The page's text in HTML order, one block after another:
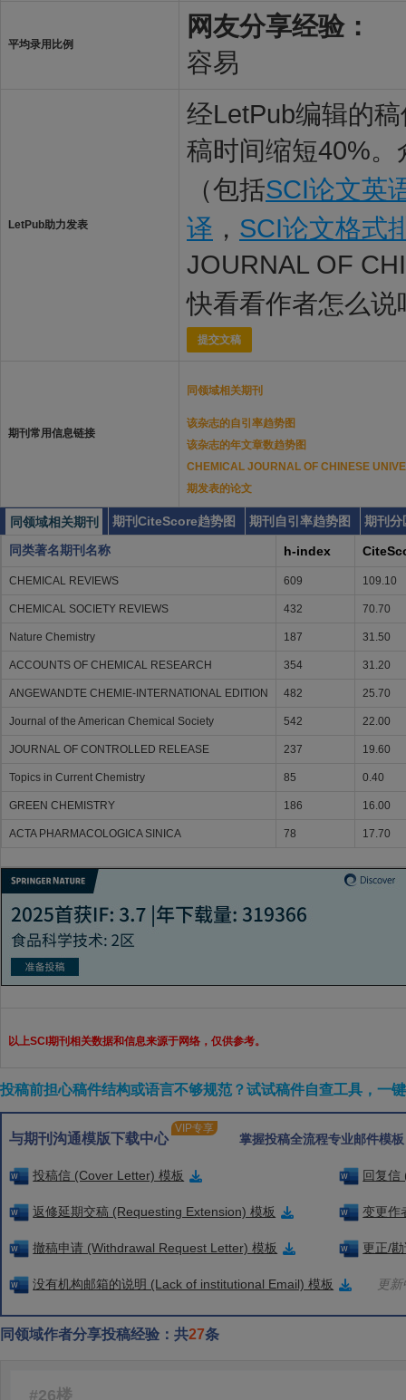
平均录用比例
网友分享经验：
容易
LetPub助力发表
经LetPub编辑的
稿时间缩短40%
（包括SCI论文英
译 ， SCI论文格式
JOURNAL OF
快看看作者怎么说
提交文稿
期刊常用信息链接
同领域相关期刊
该杂志的自引率趋势图
该杂志的年文章数趋势图
CHEMICAL JOURNAL OF CHINESE
期发表的论文
同领域相关期刊 期刊CiteScore趋势图 期刊自引率趋势图
期刊分
同类著名期刊名称
h-index
CHEMICAL REVIEWS 609 109.10
CHEMICAL SOCIETY REVIEWS 432 70.70
Nature Chemistry 187 31.50
ACCOUNTS OF CHEMICAL RESEARCH 354 31.20
ANGEWANDTE CHEMIE-INTERNATIONAL EDITION 482 25.70
Journal of the American Chemical Society 542 22.00
JOURNAL OF CONTROLLED RELEASE 237 19.60
Topics in Current Chemistry 85 0.40
GREEN CHEMISTRY 186 16.00
ACTA PHARMACOLOGICA SINICA 78 17.70
以上SCI期刊相关数据和信息来源于网络，仅供参考。
投稿前担心稿件结构或语言不够规范？试试稿件自查工具，一
与期刊沟通模版下载中心
VIP专享
掌握投稿全流程专业邮件模
投稿信 (Cover Letter) 模板 回复信
返修延期交稿 (Requesting Extension) 模板 变更作
撤稿申请 (Withdrawal Request Letter) 模板 更正/
没有机构邮箱的说明 (Lack of institutional Email) 模板 更
同领域作者分享投稿经验：共27条
#26楼